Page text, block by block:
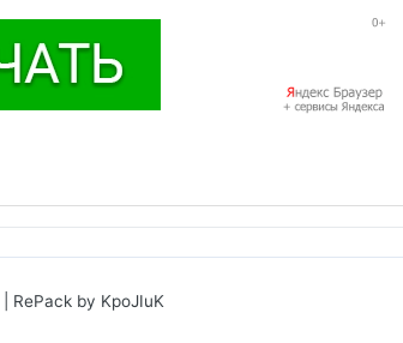
RePack by KpoJIuK